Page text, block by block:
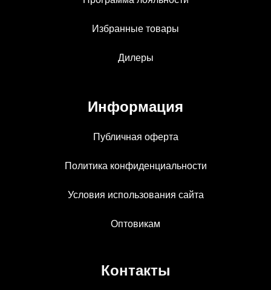
Избранные товары
Дилеры
Информация
Публичная оферта
Политика конфиденциальности
Условия использования сайта
Оптовикам
Контакты